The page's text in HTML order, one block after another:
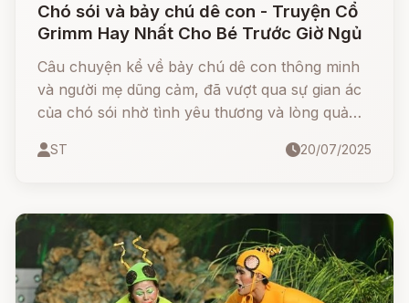
Chó sói và bảy chú dê con - Truyện Cổ
Grimm Hay Nhất Cho Bé Trước Giờ Ngủ
Câu chuyện kể về bảy chú dê con thông minh
và người mẹ dũng cảm, đã vượt qua sự gian ác
của chó sói nhờ tình yêu thương và lòng quả
ST 20/07/2025